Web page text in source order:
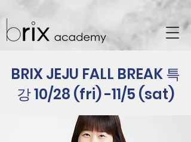
BRIX JEJU FALL BREAK 특
강 10/28 (fri) -11/5 (sat)